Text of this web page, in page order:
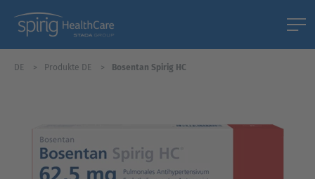
DE Produkte DE Bosentan Spirig HC